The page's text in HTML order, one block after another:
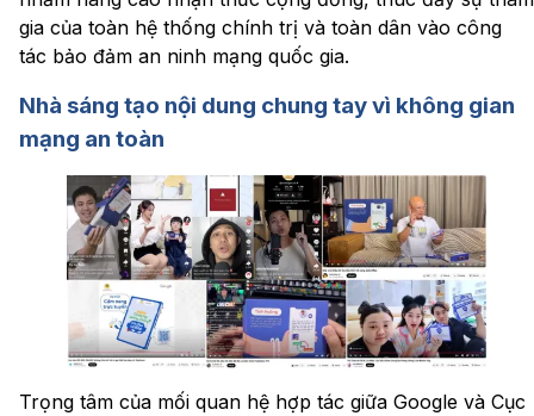
gia của toàn hệ thống chính trị và toàn dân vào công
tác bảo đảm an ninh mạng quốc gia.
Nhà sáng tạo nội dung chung tay vì không gian
mạng an toàn
Trọng tâm của mối quan hệ hợp tác giữa Google và Cục